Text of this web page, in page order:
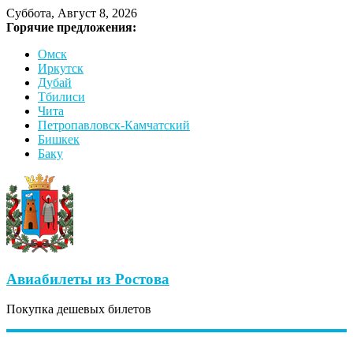
Суббота, Август 8, 2026
Горячие предложения:
Омск
Иркутск
Дубай
Тбилиси
Чита
Петропавловск-Камчатский
Бишкек
Баку
Авиабилеты из Ростова
Покупка дешевых билетов